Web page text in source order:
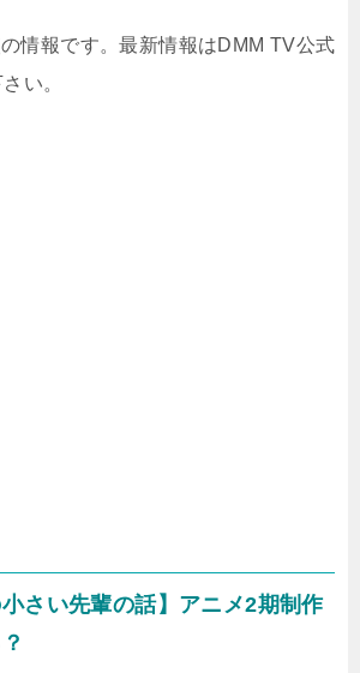
情報です。最新情報はDMM TV公式
い。
小さい先輩の話】アニメ2期制作